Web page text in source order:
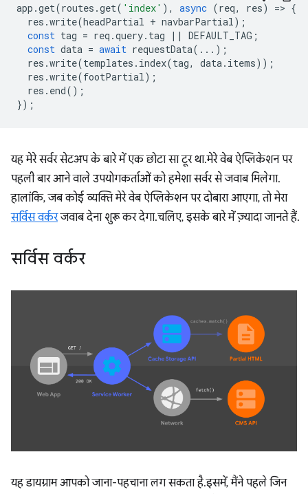
app .get(routes .get( 'index' ), async (req, res) => {
res .write(headPartial + navbarPartial);
const tag = req .query. tag || DEFAULT_TAG ;
const data = await requestData(...);
res .write(templates . index(tag, data. items));
res .write(footPartial);
res . end();
});
यह मेरे सर्वर सेटअप के बारे में एक छोटा सा टूर था. मेरे वेब ऐप्लिकेशन पर
पहली बार आने वाले उपयोगकर्ताओं को हमेशा सर्वर से जवाब मिलेगा.
हालांकि, जब कोई व्यक्ति मेरे वेब ऐप्लिकेशन पर दोबारा आएगा, तो मेरा
सर्विस वर्करजवाब देना शुरू कर देगा. चलिए, इसके बारे में ज़्यादा जानते हैं.
सर्विस वर्कर
यह डायग्राम आपको जाना-पहचाना लग सकता है. इसमें, मैंने पहले जिन